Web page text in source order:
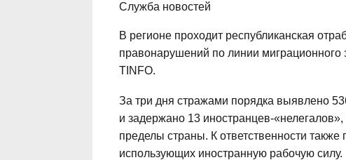
Служба новостей
В регионе проходит республиканская
правонарушений по линии миграционного
TINFO.
За три дня стражами порядка выявлено
и задержано 13 иностранцев-
пределы страны. К ответственности
использующих иностранную рабочую силу.